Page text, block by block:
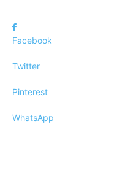
Facebook
Twitter
Pinterest
WhatsApp